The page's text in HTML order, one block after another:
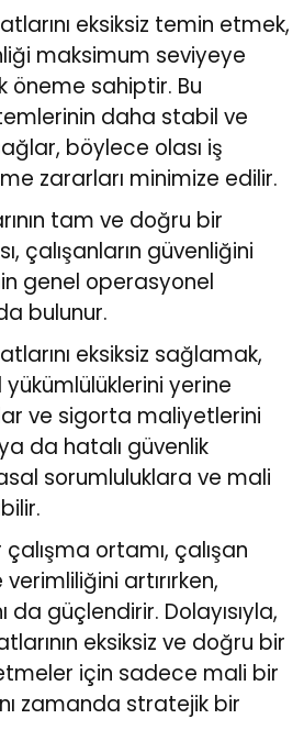
eksiksiz temin etmek,
maksimum seviyeye
öneme sahiptir. Bu
daha stabil ve
böylece olası iş
zararları minimize edilir.
tam ve doğru bir
çalışanların güvenliğini
genel operasyonel
bulunur.
eksiksiz sağlamak,
yerine
ve sigorta maliyetlerini
da hatalı güvenlik
sorumluluklara ve mali
ortamı, çalışan
artırırken,
da güçlendirir. Dolayısıyla,
eksiksiz ve doğru bir
için sadece mali bir
zamanda stratejik bir